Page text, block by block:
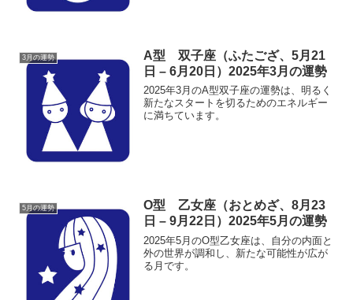
3月の運勢
A型 双子座（ふたござ、5月21
日 – 6月20日）2025年3月の運勢
2025年3月のA型双子座の運勢は、明るく
新たなスタートを切るためのエネルギー
に満ちています。
5月の運勢
O型 乙女座（おとめざ、8月23
日 – 9月22日）2025年5月の運勢
2025年5月のO型乙女座は、自分の内面と
外の世界が調和し、新たな可能性が広が
る月です。